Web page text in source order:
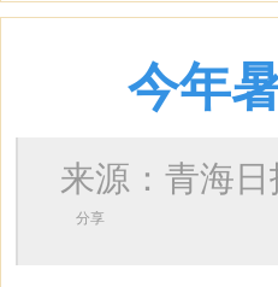
今年
来源：青海
分享